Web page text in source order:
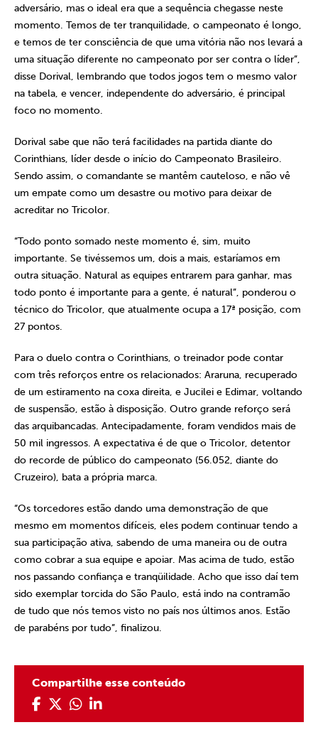
adversário, mas o ideal era que a sequência chegasse neste
momento. Temos de ter tranquilidade, o campeonato é longo,
e temos de ter consciência de que uma vitória não nos levará a
uma situação diferente no campeonato por ser contra o líder”,
disse Dorival, lembrando que todos jogos tem o mesmo valor
na tabela, e vencer, independente do adversário, é principal
foco no momento.
Dorival sabe que não terá facilidades na partida diante do
Corinthians, líder desde o início do Campeonato Brasileiro.
Sendo assim, o comandante se mantêm cauteloso, e não vê
um empate como um desastre ou motivo para deixar de
acreditar no Tricolor.
“Todo ponto somado neste momento é, sim, muito
importante. Se tivéssemos um, dois a mais, estaríamos em
outra situação. Natural as equipes entrarem para ganhar, mas
todo ponto é importante para a gente, é natural”, ponderou o
técnico do Tricolor, que atualmente ocupa a 17ª posição, com
27 pontos.
Para o duelo contra o Corinthians, o treinador pode contar
com três reforços entre os relacionados: Araruna, recuperado
de um estiramento na coxa direita, e Jucilei e Edimar, voltando
de suspensão, estão à disposição. Outro grande reforço será
das arquibancadas. Antecipadamente, foram vendidos mais de
50 mil ingressos. A expectativa é de que o Tricolor, detentor
do recorde de público do campeonato (56.052, diante do
Cruzeiro), bata a própria marca.
“Os torcedores estão dando uma demonstração de que
mesmo em momentos difíceis, eles podem continuar tendo a
sua participação ativa, sabendo de uma maneira ou de outra
como cobrar a sua equipe e apoiar. Mas acima de tudo, estão
nos passando confiança e tranqüilidade. Acho que isso daí tem
sido exemplar torcida do São Paulo, está indo na contramão
de tudo que nós temos visto no país nos últimos anos. Estão
de parabéns por tudo”, finalizou.
Compartilhe esse conteúdo